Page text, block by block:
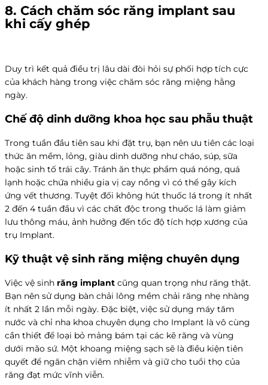
8. Cách chăm sóc răng implant sau
khi cấy ghép
Duy trì kết quả điều trị lâu dài đòi hỏi sự phối hợp tích cực
của khách hàng trong việc chăm sóc răng miệng hằng
ngày.
Chế độ dinh dưỡng khoa học sau phẫu thuật
Trong tuần đầu tiên sau khi đặt trụ, bạn nên ưu tiên các loại
thức ăn mềm, lỏng, giàu dinh dưỡng như cháo, súp, sữa
hoặc sinh tố trái cây. Tránh ăn thực phẩm quá nóng, quá
lạnh hoặc chứa nhiều gia vị cay nồng vì có thể gây kích
ứng vết thương. Tuyệt đối không hút thuốc lá trong ít nhất
2 đến 4 tuần đầu vì các chất độc trong thuốc lá làm giảm
lưu thông máu, ảnh hưởng đến tốc độ tích hợp xương của
trụ Implant.
Kỹ thuật vệ sinh răng miệng chuyên dụng
Việc vệ sinh răng implant cũng quan trọng như răng thật.
Bạn nên sử dụng bàn chải lông mềm chải răng nhẹ nhàng
ít nhất 2 lần mỗi ngày. Đặc biệt, việc sử dụng máy tăm
nước và chỉ nha khoa chuyên dụng cho Implant là vô cùng
cần thiết để loại bỏ mảng bám tại các kẽ răng và vùng
dưới mão sứ. Một khoang miệng sạch sẽ là điều kiện tiên
quyết để ngăn chặn viêm nhiễm và giữ cho tuổi thọ của
răng đạt mức vĩnh viễn.